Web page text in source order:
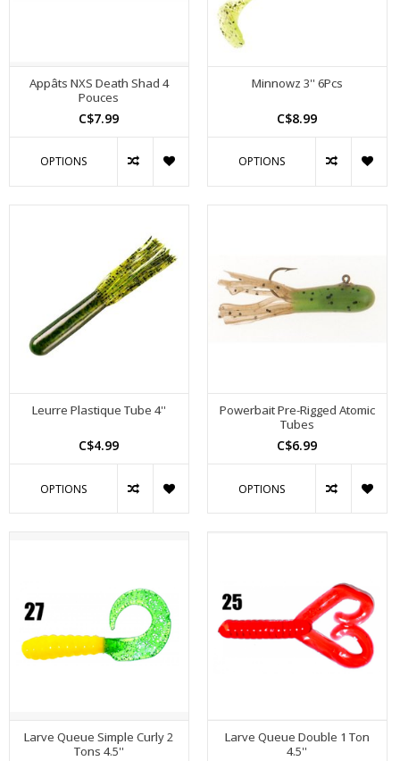
Appâts NXS Death Shad 4
Pouces
C$7.99
OPTIONS
Minnowz 3'' 6Pcs
C$8.99
OPTIONS
Leurre Plastique Tube 4''
C$4.99
OPTIONS
Powerbait Pre-Rigged Atomic
Tubes
C$6.99
OPTIONS
Larve Queue Simple Curly 2
Tons 4.5''
Larve Queue Double 1 Ton
4.5''